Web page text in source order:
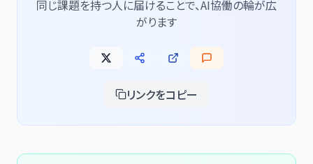
同じ課題を持つ人に届けることで、AI協働の輪が広
がります
リンクをコピー